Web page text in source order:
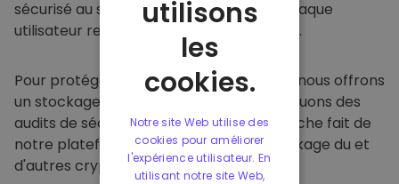
sécurisé au sein de notre plateforme. Chaque
utilisateur reçoit un portefeuille individuel.
Pour protéger nos clients et leurs fonds, nous offrons
un stockage hors ligne sécurisé et effectuons des
audits de sécurité réguliers. Cette approche fait de
notre plateforme un refuge pour le stockage du et
d'autres crypto-monnaies.
utilisons
les
cookies.
Notre site Web utilise des
cookies pour améliorer
l'expérience utilisateur. En
utilisant notre site Web,